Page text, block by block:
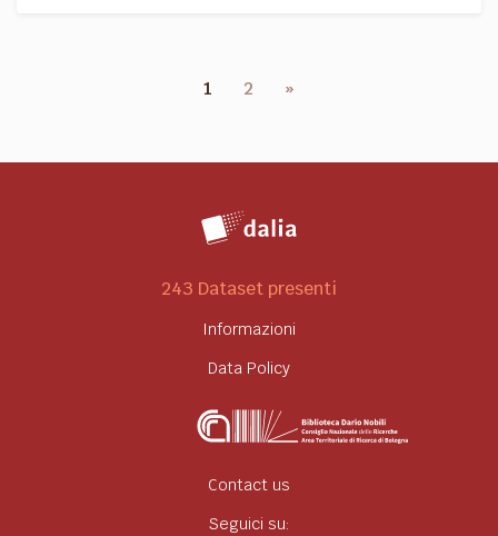
1 2 »
243 Dataset presenti
Informazioni
Data Policy
Contact us
Seguici su: